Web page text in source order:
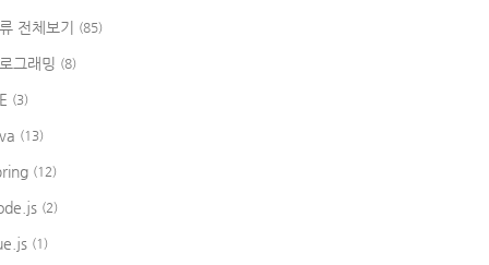
전체보기 (85)
그래밍 (8)
(3)
(13)
(12)
(2)
(1)